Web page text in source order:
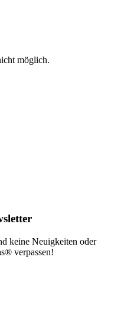
möglich.
keine Neuigkeiten oder
verpassen!